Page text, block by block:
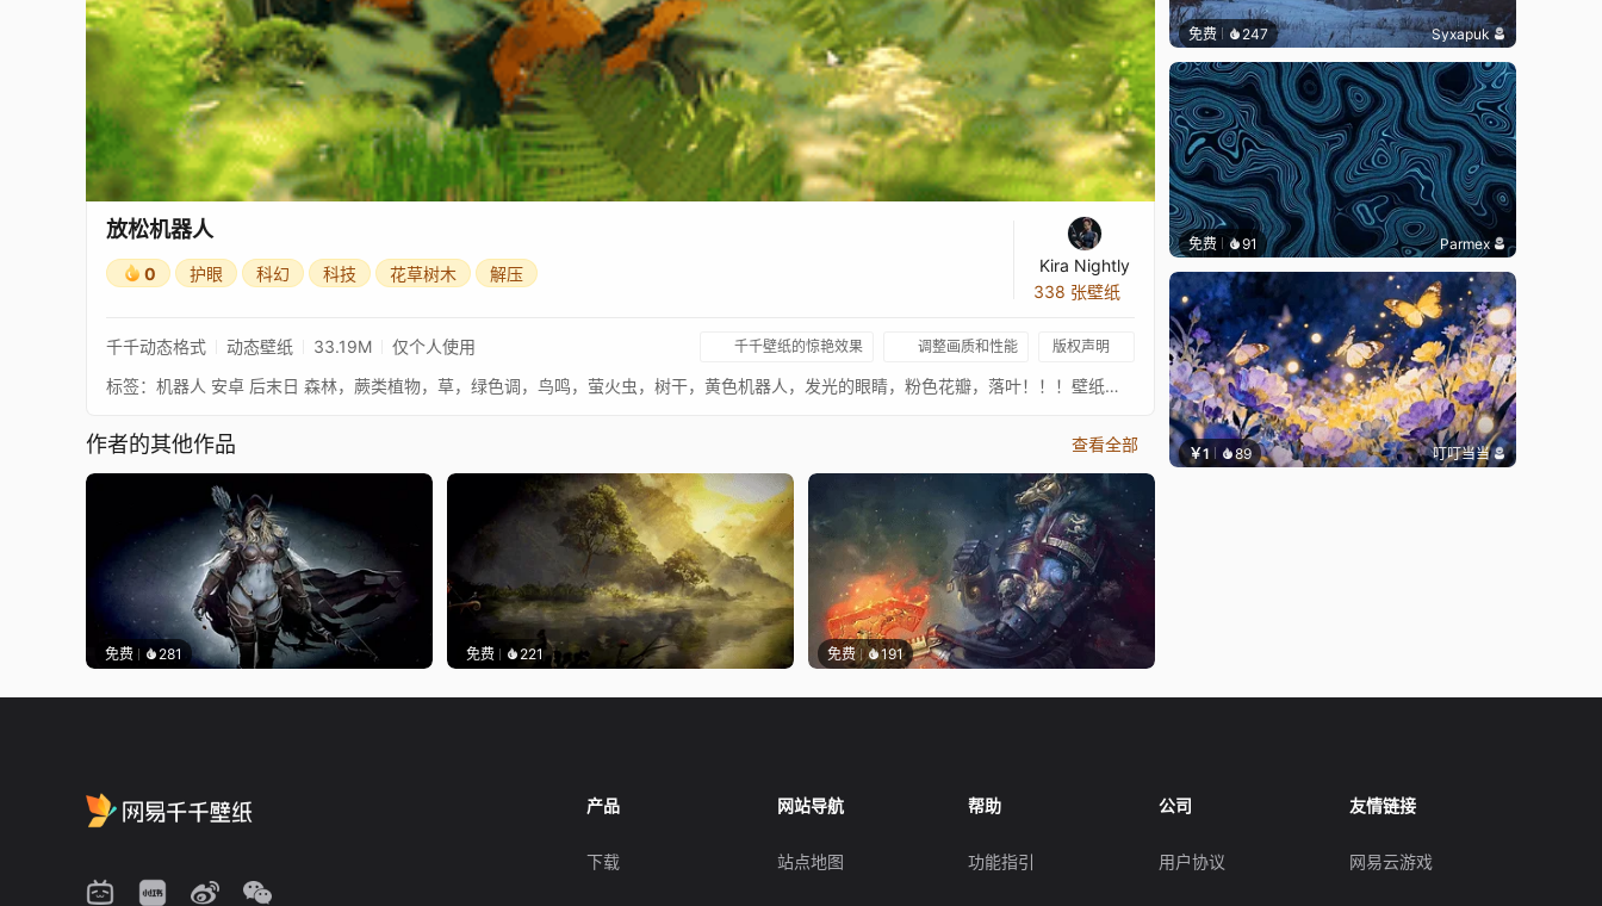
放松机器人
0 护眼 科幻 科技 花草树木 解压
Kira Nightly
338 张壁纸
千千动态格式 动态壁纸 33.19M 仅个人使用 千千壁纸的惊艳效果 调整画质和性能 版权声明
标签：机器人 安卓 后末日 森林，蕨类植物，草，绿色调，鸟鸣，萤火虫，树干，黄色机器人，发光的眼睛，粉色花瓣，落叶！！！壁纸合集适合超宽屏显示器（21:9）！！！音乐 ^Midnight Meditation！！！艺术家：ai！！！我在这件作品上花了很多时间和精力，如果你喜欢，别忘了点赞！！！)))))))
作者的其他作品 查看全部
免费 281 免费 221 免费 191
免费 247 Syxapuk
免费 91 Parmex
￥1 89 叮叮当当
产品
下载
网站导航
站点地图
帮助
功能指引
公司
用户协议
友情链接
网易云游戏